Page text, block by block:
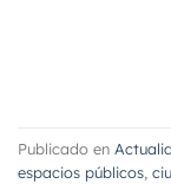
Publicado en
espacios públicos